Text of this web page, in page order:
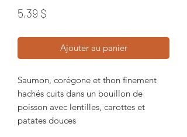
5,39 $
Ajouter au panier
Saumon, corégone et thon finement
hachés cuits dans un bouillon de
poisson avec lentilles, carottes et
patates douces